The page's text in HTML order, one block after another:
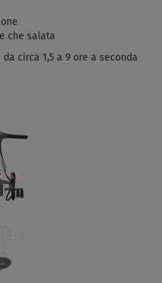
che salata
circa 1,5 a 9 ore a seconda